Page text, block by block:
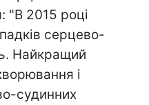
"В 2015 році
серцево-
Найкращий
і
судинних